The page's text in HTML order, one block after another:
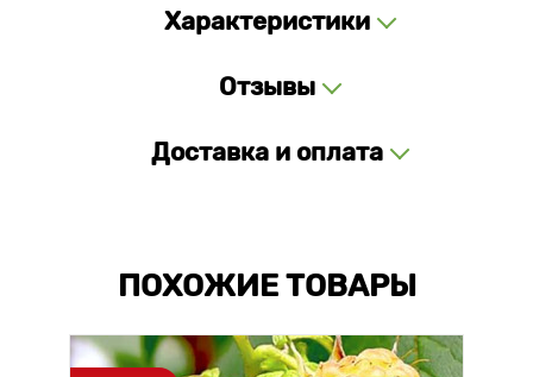
Характеристики
Отзывы
Доставка и оплата
ПОХОЖИЕ ТОВАРЫ